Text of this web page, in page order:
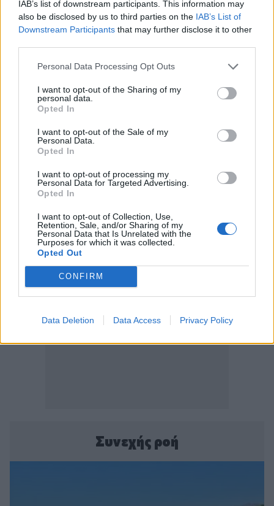
IAB’s list of downstream participants. This information may
also be disclosed by us to third parties on the IAB’s List of
Downstream Participants that may further disclose it to other
Personal Data Processing Opt Outs
I want to opt-out of the Sharing of my
personal data.
Opted In
I want to opt-out of the Sale of my
Personal Data.
Opted In
I want to opt-out of processing my
Personal Data for Targeted Advertising.
Opted In
I want to opt-out of Collection, Use,
Retention, Sale, and/or Sharing of my
Personal Data that Is Unrelated with the
Purposes for which it was collected.
Opted Out
CONFIRM
Data Deletion Data Access Privacy Policy
22:27
Παράνοια σε γάμο στη Μαδέρα: Νόμιζαν ότι
Nίκη της ΑΕΚ στο τελευταίο φιλικό πριν από τον ΟΦΗ
Γιάννης Κωνσταντέλιας: Μπαμπάς για δεύτερη φορά έγινε
ο ποδοσφαιριστής του ΠΑΟΚ
ΠΕΡΙΣΣΟΤΕΡΑ
Συνεχής ροή